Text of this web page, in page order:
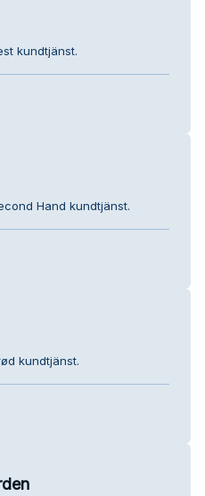
kundtjänst.
Hand kundtjänst.
kundtjänst.